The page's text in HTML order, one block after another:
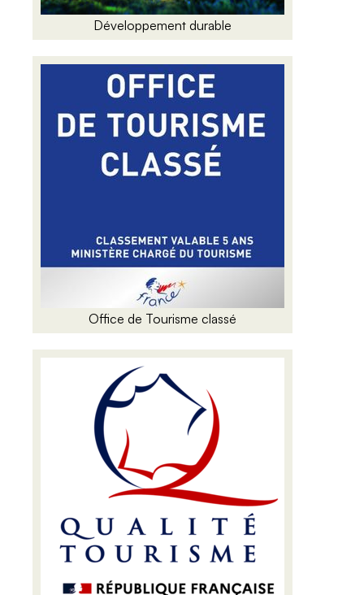
Développement durable
Office de Tourisme classé